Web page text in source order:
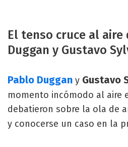
El tenso cruce al aire
Duggan y Gustavo
Pablo Duggan y Gustavo
momento incómodo al aire
debatieron sobre la ola de
y conocerse un caso en la